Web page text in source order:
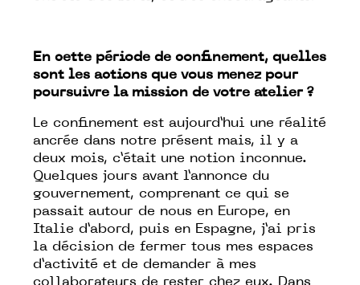
En cette période de confinement, quelles
sont les actions que vous menez pour
poursuivre la mission de votre atelier ?
Le confinement est aujourd’hui une réalité
ancrée dans notre présent mais, il y a
deux mois, c’était une notion inconnue.
Quelques jours avant l’annonce du
gouvernement, comprenant ce qui se
passait autour de nous en Europe, en
Italie d’abord, puis en Espagne, j’ai pris
la décision de fermer tous mes espaces
d’activité et de demander à mes